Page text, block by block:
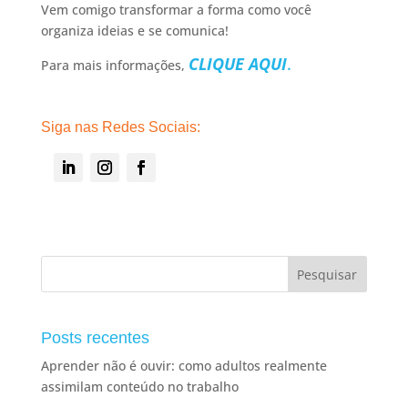
Vem comigo transformar a forma como você
organiza ideias e se comunica! ️
Para mais informações, CLIQUE AQUI.
Siga nas Redes Sociais:
Posts recentes
Aprender não é ouvir: como adultos realmente
assimilam conteúdo no trabalho